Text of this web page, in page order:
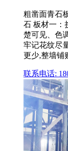
粗凿面青石
石 板材一：
楚可见、色
牢记花纹尽
更少,整墙铺
联系电话: